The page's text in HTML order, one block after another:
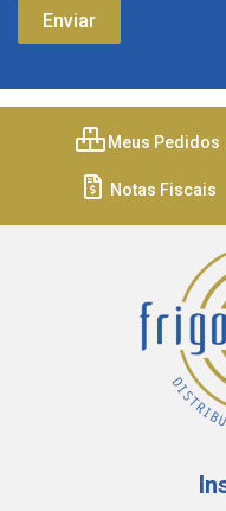
Meus Pedidos
Notas Fiscais